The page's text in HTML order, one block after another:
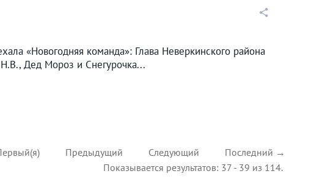
«Новогодняя команда»: Глава Неверкинского района
Дед Мороз и Снегурочка...
Показывается результатов: 37 - 39 из 114.
Предыдущий Следующий Последний →